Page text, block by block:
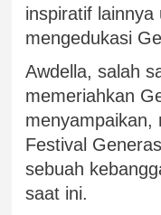
inspiratif lainnya
mengedukasi
Awdella, salah
memeriahkan
menyampaikan,
Festival
sebuah
saat ini.